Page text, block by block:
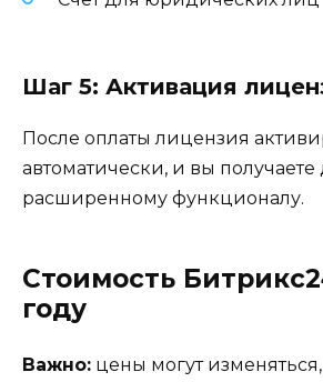
Шаг 5: Активация
После оплаты лицензия
автоматически, и вы получаете
расширенному функционалу.
Стоимость
году
Важно: цены могут